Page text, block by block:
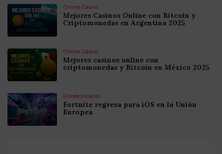
Online Casino
Mejores Casinos Online con Bitcoin y
Criptomonedas en Argentina 2025
Online Casino
Mejores casinos online con
criptomonedas y Bitcoin en México 2025
Entretenimiento
Fortnite regresa para iOS en la Unión
Europea